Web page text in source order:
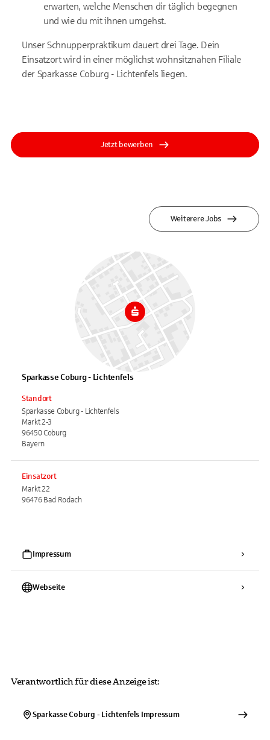
erwarten, welche Menschen dir täglich begegnen
und wie du mit ihnen umgehst.
Unser Schnupperpraktikum dauert drei Tage. Dein
Einsatz­ort wird in einer möglichst wohnsitz­nahen Filiale
der Sparkasse Coburg - Lichtenfels liegen.
Jetzt bewerben
Weiterere Jobs
Sparkasse Coburg - Lichtenfels
Standort
Sparkasse Coburg - Lichtenfels
Markt 2-3
96450 Coburg
Bayern
Einsatzort
Markt 22
96476 Bad Rodach
Impressum
Webseite
Verantwortlich für diese Anzeige ist:
Sparkasse Coburg - Lichtenfels Impressum